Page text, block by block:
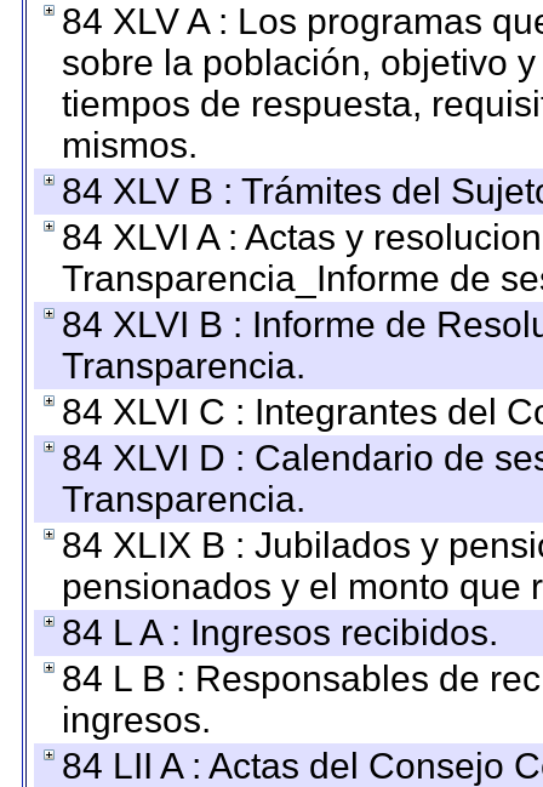
84 XLV A : Los programas
sobre la población, objetivo
tiempos de respuesta,
mismos.
84 XLV B : Trámites del
84 XLVI A : Actas y
Transparencia_Informe de
84 XLVI B : Informe de
Transparencia.
84 XLVI C : Integrantes del
84 XLVI D : Calendario de
Transparencia.
84 XLIX B : Jubilados y
pensionados y el monto que
84 L A : Ingresos recibidos.
84 L B : Responsables de
ingresos.
84 LII A : Actas del Consejo